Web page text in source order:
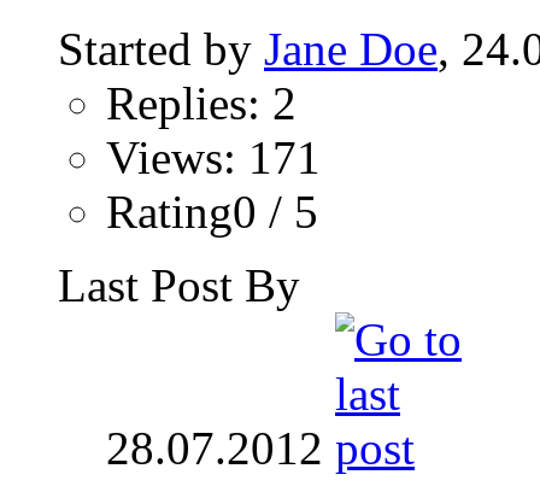
Started by Jane Doe,
Replies: 2
Views: 171
Rating0 / 5
Last Post By
28.07.2012